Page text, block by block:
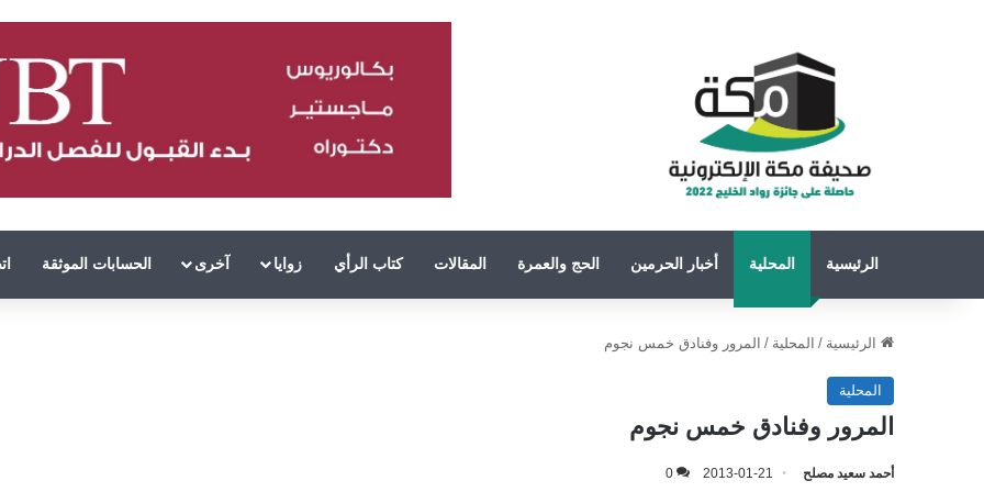
الرئيسية المحلية أخبار الحرمين الحج والعمرة المقالات كتاب الرأي زوايا آخرى الحسابات الموثقة
الرئيسية / المحلية / المرور وفنادق خمس نجوم
المحلية
المرور وفنادق خمس نجوم
أحمد سعيد مصلح 2013-01-21
0